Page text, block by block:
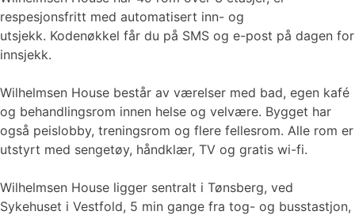
respesjonsfritt med automatisert inn- og
utsjekk. Kodenøkkel får du på SMS og e-post på dagen for
innsjekk.
Wilhelmsen House består av værelser med bad, egen kafé
og behandlingsrom innen helse og velvære. Bygget har
også peislobby, treningsrom og flere fellesrom. Alle rom er
utstyrt med sengetøy, håndklær, TV og gratis wi-fi.
Wilhelmsen House ligger sentralt i Tønsberg, ved
Sykehuset i Vestfold, 5 min gange fra tog- og busstastjon,